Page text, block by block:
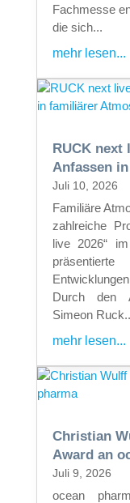
Fachmesse
die sich...
mehr lesen...
RUCK next
Anfassen
Juli 10, 2026
Familiäre
zahlreiche
live 2026“
Durch den
Simeon
mehr lesen...
Christian
Award an
Juli 9, 2026
ocean